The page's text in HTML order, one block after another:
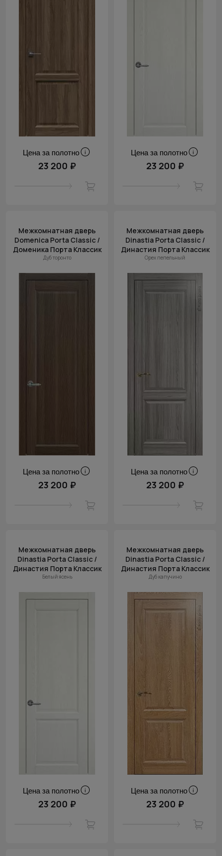
Цена за полотно
23 200 ₽
Цена за полотно
23 200 ₽
Межкомнатная дверь
Domenica Porta Classic /
Доменика Порта Классик
Дуб торонто
Цена за полотно
23 200 ₽
Межкомнатная дверь
Dinastia Porta Classic /
Династия Порта Классик
Орех пепельный
Цена за полотно
23 200 ₽
Межкомнатная дверь
Dinastia Porta Classic /
Династия Порта Классик
Белый ясень
Цена за полотно
23 200 ₽
Межкомнатная дверь
Dinastia Porta Classic /
Династия Порта Классик
Дуб капучино
Цена за полотно
23 200 ₽